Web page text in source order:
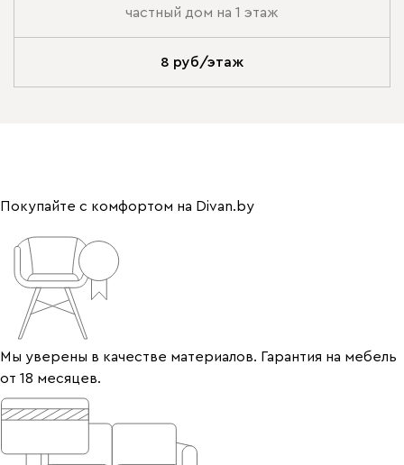
частный дом на 1 этаж
8 руб/этаж
Покупайте с комфортом на Divan.by
Мы уверены в качестве материалов. Гарантия на мебель
от 18 месяцев.